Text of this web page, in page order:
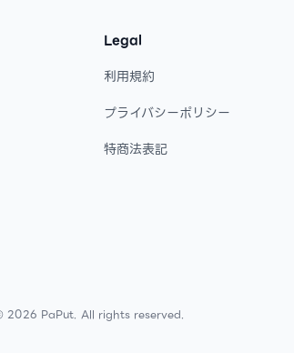
Legal
利用規約
プライバシーポリシー
特商法表記
2026 PaPut. All rights reserved.